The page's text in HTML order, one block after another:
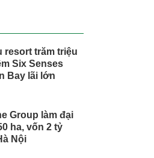
resort trăm triệu
Six Senses
Bay lãi lớn
Group làm đại
ha, vốn 2 tỷ
Nội